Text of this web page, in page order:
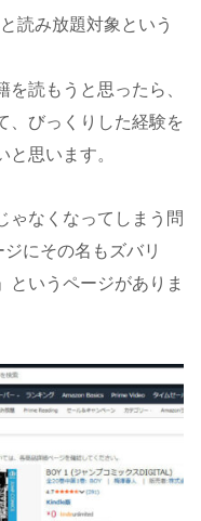
読み放題対象という
読もうと思ったら、
、びっくりした経験を
思います。
ゃなくなってしまう問
にその名もズバリ
というページがありま